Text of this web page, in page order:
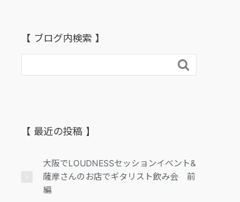
【 ブログ内検索 】

【 最近の投稿 】
大阪でLOUDNESSセッションイベント&
薩摩さんのお店でギタリスト飲み会 前
編